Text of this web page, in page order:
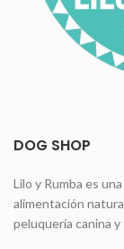
DOG SHOP
Lilo y Rumba es
alimentación
peluquería canina